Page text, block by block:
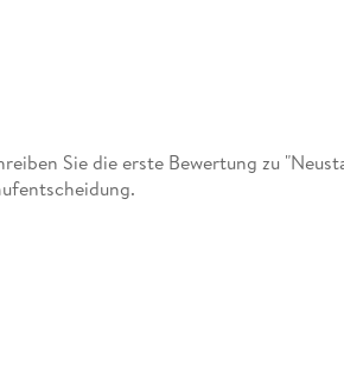
Sie die erste Bewertung zu